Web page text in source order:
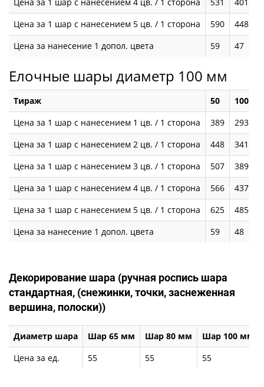
Цена за 1 шар с нанесением 5 цв. / 1 сторона
590 448
Цена за нанесение 1 допол. цвета
59 47
Елочные шары диаметр 100 мм
Тираж 50 100
Цена за 1 шар с нанесением 1 цв. / 1 сторона
389 293
Цена за 1 шар с нанесением 2 цв. / 1 сторона
448 341
Цена за 1 шар с нанесением 3 цв. / 1 сторона
507 389
Цена за 1 шар с нанесением 4 цв. / 1 сторона
566 437
Цена за 1 шар с нанесением 5 цв. / 1 сторона
625 485
Цена за нанесение 1 допол. цвета
59 48
Декорирование шара (ручная роспись шара
стандартная, (снежинки, точки, заснеженная
вершина, полоски))
Диаметр шара Шар 65 мм Шар 80 мм
Шар 100 мм
Цена за ед.
55 55 55